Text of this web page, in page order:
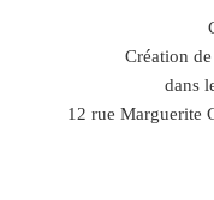
Création
dans
12 rue Marguerite